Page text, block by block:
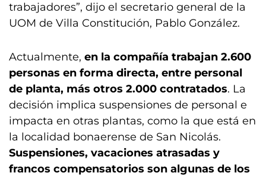
trabajadores”, dijo el secretario general de la
UOM de Villa Constitución, Pablo González.
Actualmente, en la compañía trabajan 2.600
personas en forma directa, entre personal
de planta, más otros 2.000 contratados. La
decisión implica suspensiones de personal e
impacta en otras plantas, como la que está en
la localidad bonaerense de San Nicolás.
Suspensiones, vacaciones atrasadas y
francos compensatorios son algunas de los